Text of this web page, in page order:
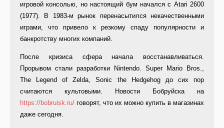
игровой консолью, но настоящий бум начался с Atari 2600
(1977). В 1983-м рынок перенасытился некачественными
играми, что привело к резкому спаду популярности и
банкротству многих компаний.
После кризиса сфера начала восстанавливаться.
Прорывом стали разработки Nintendo. Super Mario Bros.,
The Legend of Zelda, Sonic the Hedgehog до сих пор
считаются культовыми. Новости Бобруйска на
https://bobruisk.ru/ говорят, что их можно купить в магазинах
даже сегодня.